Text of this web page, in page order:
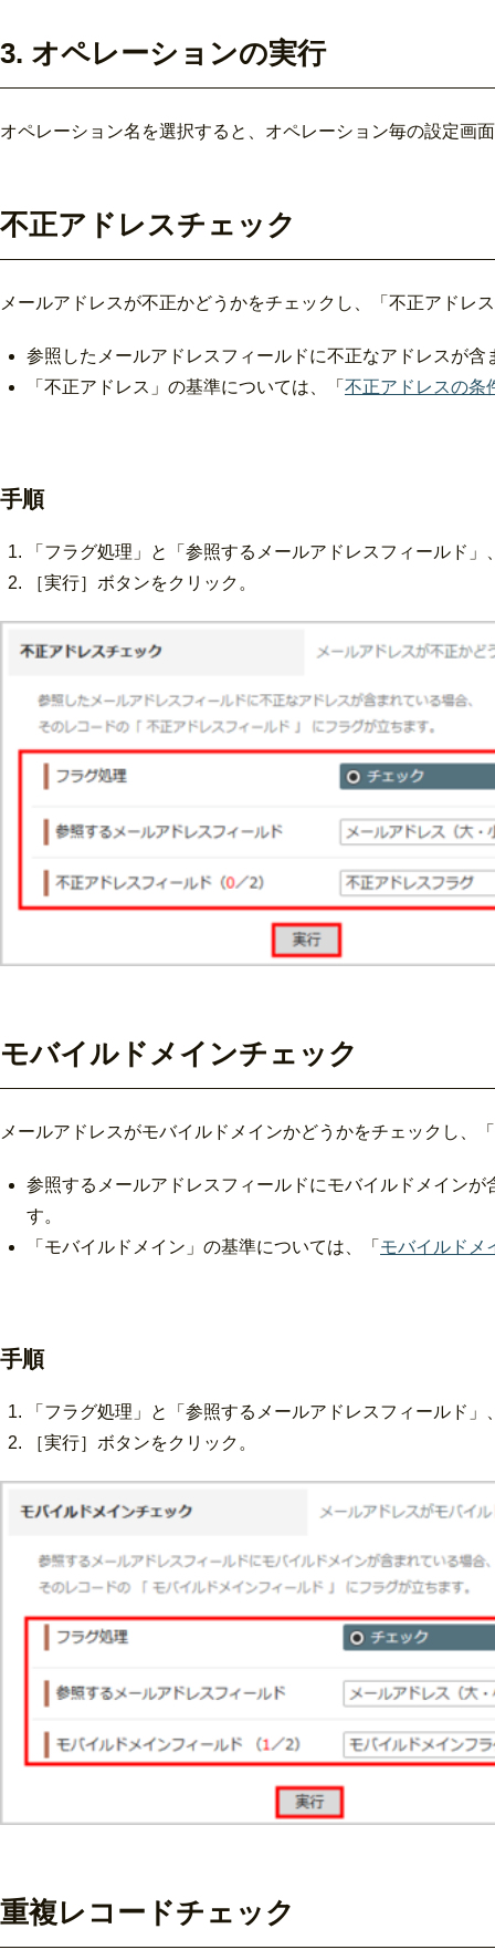
3. オペレーションの実行
オペレーション名を選択すると、オペレーション毎の設定画
不正アドレスチェック
メールアドレスが不正かどうかをチェックし、「不正アドレ
参照したメールアドレスフィールドに不正なアドレスが
「不正アドレス」の基準については、「 不正アドレスの条
手順
「フラグ処理」と「参照するメールアドレスフィールド
［実行］ボタンをクリック。
モバイルドメインチェック
メールアドレスがモバイルドメインかどうかをチェックし、
参照するメールアドレスフィールドにモバイルドメイン
す。
「モバイルドメイン」の基準については、「 モバイルドメ
手順
「フラグ処理」と「参照するメールアドレスフィールド
［実行］ボタンをクリック。
重複レコードチェック